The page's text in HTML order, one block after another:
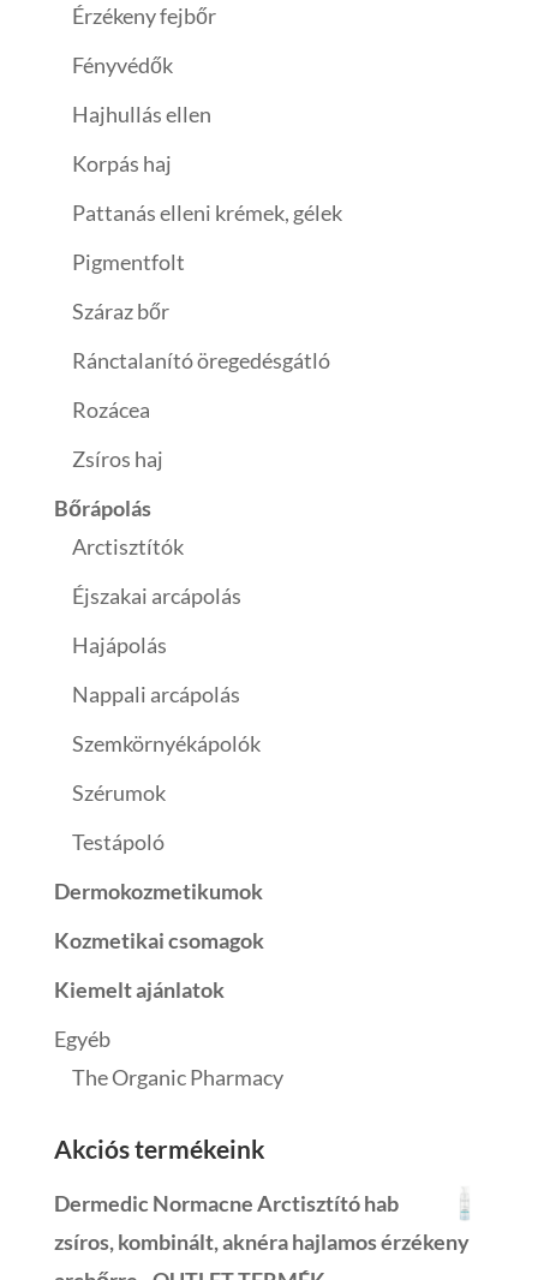
Érzékeny fejbőr
Fényvédők
Hajhullás ellen
Korpás haj
Pattanás elleni krémek, gélek
Pigmentfolt
Száraz bőr
Ránctalanító öregedésgátló
Rozácea
Zsíros haj
Bőrápolás
Arctisztítók
Éjszakai arcápolás
Hajápolás
Nappali arcápolás
Szemkörnyékápolók
Szérumok
Testápoló
Dermokozmetikumok
Kozmetikai csomagok
Kiemelt ajánlatok
Egyéb
The Organic Pharmacy
Akciós termékeink
Dermedic Normacne Arctisztító hab
zsíros, kombinált, aknéra hajlamos érzékeny